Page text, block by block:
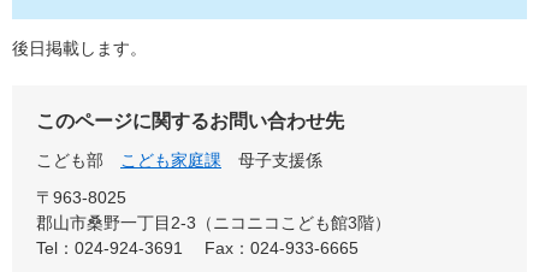
後日掲載します。
このページに関するお問い合わせ先
こども部 こども家庭課
母子支援係
〒963-8025
郡山市桑野一丁目2-3（ニコニコこども館3階）
Tel：024-924-3691
Fax：024-933-6665